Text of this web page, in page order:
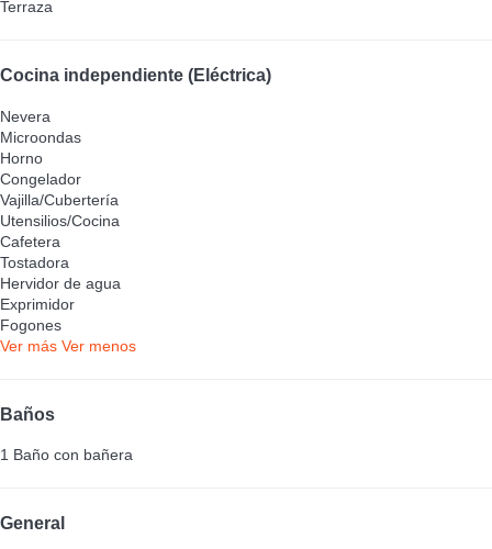
Terraza
Cocina independiente (Eléctrica)
Nevera
Microondas
Horno
Congelador
Vajilla/Cubertería
Utensilios/Cocina
Cafetera
Tostadora
Hervidor de agua
Exprimidor
Fogones
Ver más Ver menos
Baños
1 Baño con bañera
General